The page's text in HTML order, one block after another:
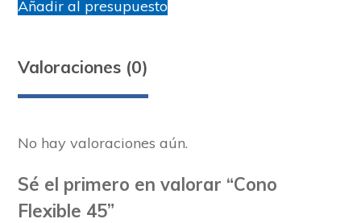
Añadir al presupuesto
Valoraciones (0)
No hay valoraciones aún.
Sé el primero en valorar “Cono
Flexible 45”